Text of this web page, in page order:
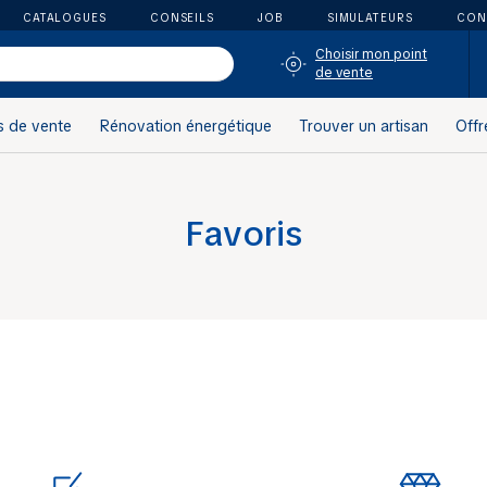
CATALOGUES CONSEILS JOB SIMULATEURS
Choisir mon point
de vente
de vente Rénovation énergétique Trouver un artisan
Favoris